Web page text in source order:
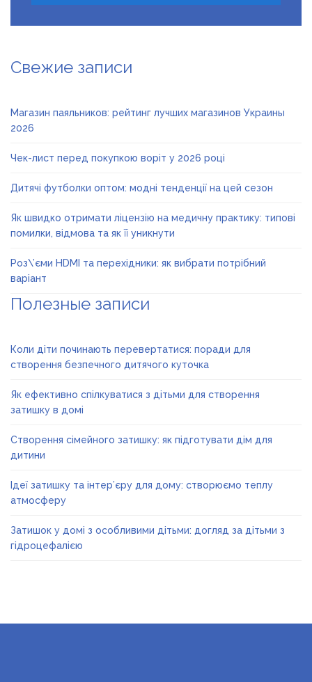
Свежие записи
Магазин паяльников: рейтинг лучших магазинов Украины
2026
Чек-лист перед покупкою воріт у 2026 році
Дитячі футболки оптом: модні тенденції на цей сезон
Як швидко отримати ліцензію на медичну практику: типові
помилки, відмова та як її уникнути
Роз\’єми HDMI та перехідники: як вибрати потрібний
варіант
Полезные записи
Коли діти починають перевертатися: поради для
створення безпечного дитячого куточка
Як ефективно спілкуватися з дітьми для створення
затишку в домі
Створення сімейного затишку: як підготувати дім для
дитини
Ідеї затишку та інтер’єру для дому: створюємо теплу
атмосферу
Затишок у домі з особливими дітьми: догляд за дітьми з
гідроцефалією